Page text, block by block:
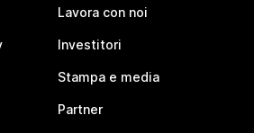
Lavora con noi
Investitori
Stampa e media
Partner